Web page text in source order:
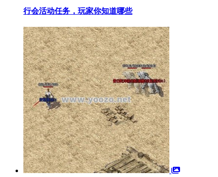
行会活动任务，玩家你知道哪些